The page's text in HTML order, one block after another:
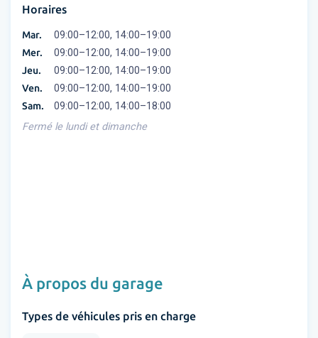
Horaires
Mar. 09:00–12:00, 14:00–19:00
Mer. 09:00–12:00, 14:00–19:00
Jeu. 09:00–12:00, 14:00–19:00
Ven. 09:00–12:00, 14:00–19:00
Sam.
09:00–12:00, 14:00–18:00
Fermé le lundi et dimanche
À propos du garage
Types de véhicules pris en charge